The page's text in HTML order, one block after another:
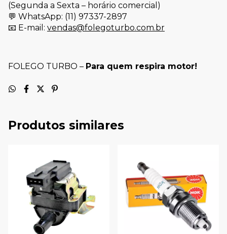
(Segunda a Sexta – horário comercial)
💬 WhatsApp: (11) 97337-2897
📧 E-mail: vendas@folegoturbo.com.br
FOLEGO TURBO – Para quem respira motor!
Produtos similares